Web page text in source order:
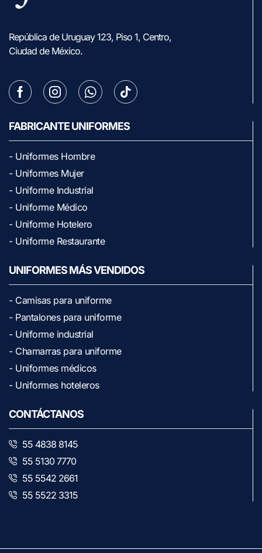
República de Uruguay 123, Piso 1, Centro,
Ciudad de México.
FABRICANTE UNIFORMES
- Uniformes Hombre
- Uniformes Mujer
- Uniforme Industrial
- Uniforme Médico
- Uniforme Hotelero
- Uniforme Restaurante
UNIFORMES MÁS VENDIDOS
- Camisas para uniforme
- Pantalones para uniforme
- Uniforme industrial
- Chamarras para uniforme
- Uniformes médicos
- Uniformes hoteleros
CONTÁCTANOS
55 4838 8145
55 5130 7770
55 5542 2661
55 5522 3315